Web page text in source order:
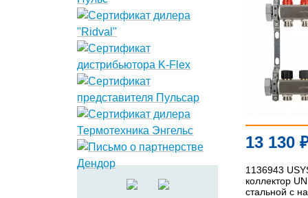
13 130
1136943
коллектор
стальной с